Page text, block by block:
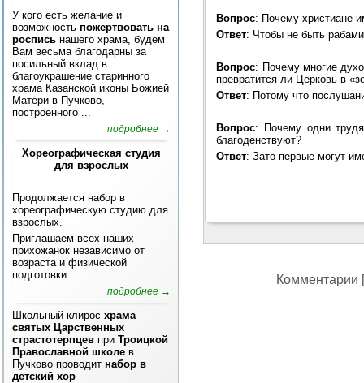
У кого есть желание и
возможность пожертвовать на
роспись нашего храма, будем
Вам весьма благодарны за
посильный вклад в
благоукрашение старинного
храма Казанской иконы Божией
Матери в Пучково,
построенного ...
подробнее →
Хореографическая студия
для взрослых
Продолжается набор в
хореографическую студию для
взрослых.
Приглашаем всех наших
прихожанок независимо от
возраста и физической
подготовки ...
подробнее →
Школьный клирос храма
святых Царственных
страстотерпцев при Троицкой
Православной школе в
Пучково проводит набор в
детский хор
Вопрос: Почему христиане
Ответ: Чтобы не быть
Вопрос: Почему многие
превратится ли Церковь в
Ответ: Потому что
Вопрос: Почему одни
благоденствуют?
Ответ: Зато первые могут
Комментарии